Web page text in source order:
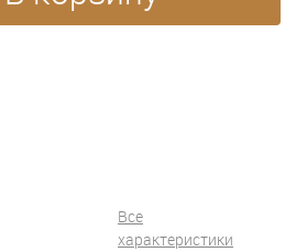
Все
характеристики